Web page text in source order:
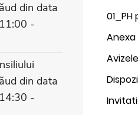
Anexa
din data
-
din data
-